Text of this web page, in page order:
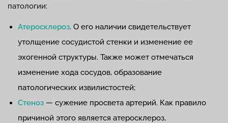
патологии:
Атеросклероз. О его наличии свидетельствует
утолщение сосудистой стенки и изменение ее
эхогенной структуры. Также может отмечаться
изменение хода сосудов, образование
патологических извилистостей;
Стеноз — сужение просвета артерий. Как правило
причиной этого является атеросклероз,